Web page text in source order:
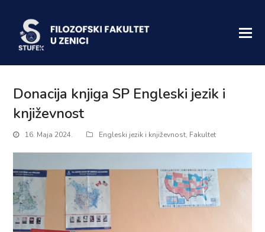
Donacija knjiga SP Engleski jezik i
književnost
16. Maja 2024. Engleski jezik i književnost, Fakultet